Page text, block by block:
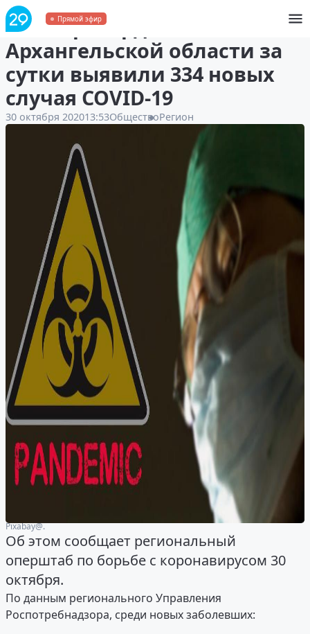
Прямой эфир
Снова рекорд: в
Архангельской области за
сутки выявили 334 новых
случая COVID-19
30 октября 202013:53ОбществоРегион
Рixabay@.
Об этом сообщает региональный
оперштаб по борьбе с коронавирусом 30
октября.
По данным регионального Управления
Роспотребнадзора, среди новых заболевших: